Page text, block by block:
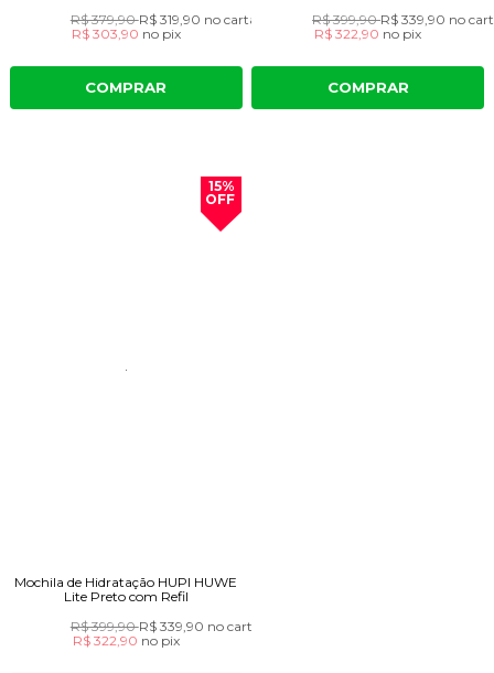
R$ 379,90R$ 319,90 no cartão
R$ 303,90 no pix
COMPRAR
R$ 399,90R$ 339,90 no
R$ 322,90 no pix
COMPRAR
15%
OFF
Mochila de Hidratação HUPI HUWE
Lite Preto com Refil
R$ 399,90R$ 339,90 no cartão
R$ 322,90 no pix